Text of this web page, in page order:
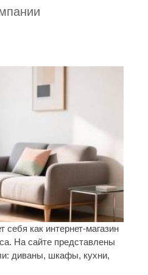
себя как интернет-магазин
На сайте представлены
диваны, шкафы, кухни,